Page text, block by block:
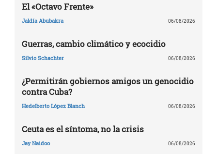
El «Octavo Frente»
Jaldía Abubakra 06/08/2026
Guerras, cambio climático y ecocidio
Silvio Schachter 06/08/2026
¿Permitirán gobiernos amigos un genocidio
contra Cuba?
Hedelberto López Blanch 06/08/2026
Ceuta es el síntoma, no la crisis
Jay Naidoo 06/08/2026